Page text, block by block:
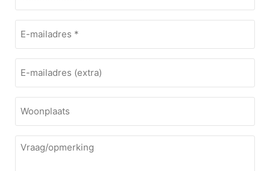
E-
mailadres
E-
mailadres
Woonplaats
Vraag/opmerking